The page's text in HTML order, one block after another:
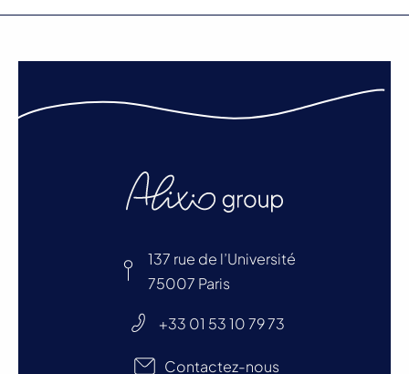
137 rue de l’Université
75007 Paris
+33 01 53 10 79 73
Contactez-nous